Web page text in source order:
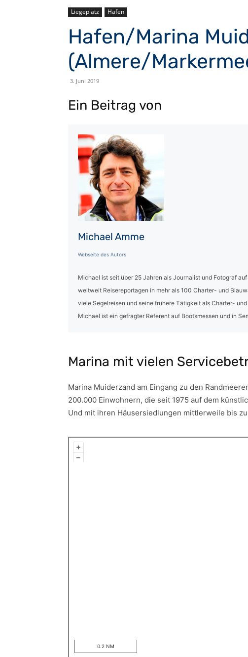
Liegeplatz Hafen
Hafen/Marina
(Almere/
3. Juni 2019
Ein Beitrag von
Michael Amme
Webseite des Autors
Michael ist seit über 25 Jahren als Journalist und Fotograf
weltweit Reisereportagen in mehr als 100 Charter- und
viele Segelreisen und seine frühere Tätigkeit als Charter-
Michael ist ein gefragter Referent auf Bootsmessen und in
Marina mit vielen
Marina Muiderzand am Eingang zu den
200.000 Einwohnern, die seit 1975 auf dem
Und mit ihren Häusersiedlungen mittlerweile bis
+
–
0.2 NM